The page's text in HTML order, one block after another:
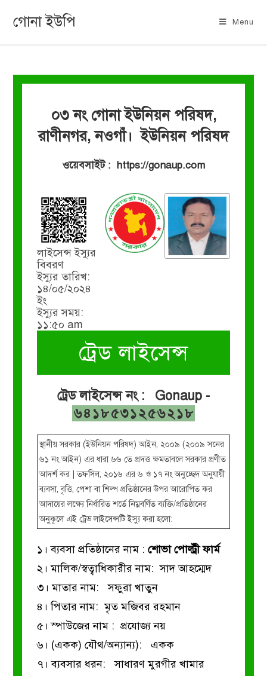
গোনা ইউপি Menu
০৩ নং গোনা ইউনিয়ন পরিষদ,
রাণীনগর, নওগাঁ। ইউনিয়ন পরিষদ
ওয়েবসাইট : https://gonaup.com
লাইসেন্স ইস্যুর
বিবরণ
ইস্যুর তারিখ:
১৪/০৫/২০২৪
ইং
ইস্যুর সময়:
১১:৫০ am
ট্রেড লাইসেন্স
ট্রেড লাইসেন্স নং : Gonaup -
৬৪১৮৫৩১২৫৬২১৮
স্থানীয় সরকার (ইউনিয়ন পরিষদ) আইন, ২০০৯ (২০০৯ সনের
৬১ নং আইন) এর ধারা ৬৬ তে প্রদত্ত ক্ষমতাবলে সরকার প্রণীত
আদর্শ কর | তফসিল, ২০১৬ এর ৬ ও ১৭ নং অনুচ্ছেদ অনুযায়ী
ব্যবসা, বৃত্তি, পেশা বা শিল্প প্রতিষ্ঠানের উপর আরোপিত কর
আদায়ের লক্ষ্যে নির্ধারিত শর্তে নিম্নবর্ণিত ব্যক্তি/প্রতিষ্ঠানের
অনুকূলে এই ট্রেড লাইসেন্সটি ইস্যু করা হলো:
১। ব্যবসা প্রতিষ্ঠানের নাম :শোভা পোল্ট্রী ফার্ম
২। মালিক/স্বত্বাধিকারীর নাম: সাদ আহম্মেদ
৩। মাতার নাম: সফুরা খাতুন
৪। পিতার নাম: মৃত মজিবর রহমান
৫। স্পাউজের নাম : প্রযোজ্য নয়
৬। (একক) যৌথ/অন্যান্য): একক
৭। ব্যবসার ধরন: সাধারণ মুরগীর খামার